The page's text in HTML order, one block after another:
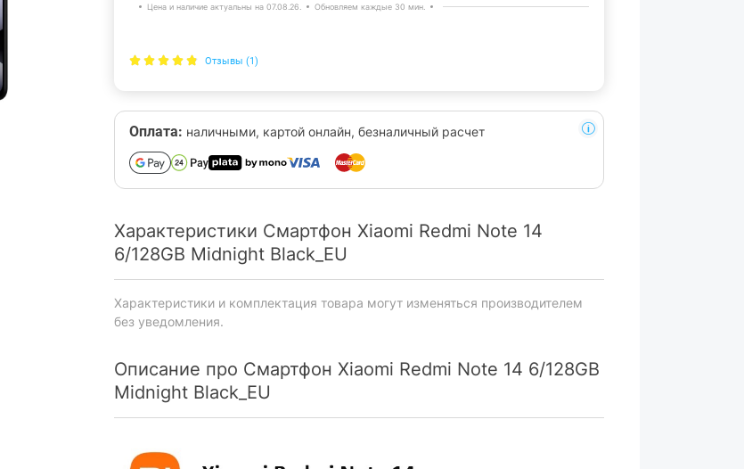
Цена и наличие актуальны на 07.08.26. Обновляем каждые 30 мин.
Отзывы (1)
Оплата: наличными, картой онлайн, безналичный расчет
Характеристики Смартфон Xiaomi Redmi Note 14
6/128GB Midnight Black_EU
Характеристики и комплектация товара могут изменяться производителем
без уведомления.
Описание про Смартфон Xiaomi Redmi Note 14 6/128GB
Midnight Black_EU